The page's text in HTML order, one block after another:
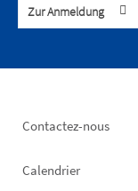
Zur Anmeldung
Footer
Contactez-nous
Calendrier